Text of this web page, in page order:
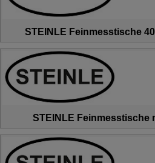
STEINLE Feinmesstische
STEINLE Feinmesstische